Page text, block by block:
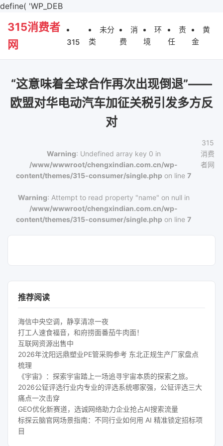
define( 'WP_DEB
315消费者
网
315
未分
类
消
费
环
境
责
任
黄
金
“这意味着全球合作再次出现倒退”——
欧盟对华电动汽车加征关税引发多方反
对
Warning: Undefined array key 0 in
/www/wwwroot/chengxindian.com.cn/wp-
content/themes/315-consumer/single.php on line7
Warning: Attempt to read property "name" on null in
/www/wwwroot/chengxindian.com.cn/wp-
content/themes/315-consumer/single.php on line7
315
消费
者网
推荐阅读
海信中央空调，静享清凉一夜
打工人速食福音，和府捞面番茄牛肉面！
互联网资源出售中
2026年沈阳远鼎塑业PE管采购参考 东北正规生产厂家盘点
梳理
《宇宙》：探索宇宙踏上一场追寻宇宙本质的探索之旅。
2026公钲评选行业内专业的评选系统哪家强，公钲评选三大
痛点一次击穿
GEO优化新赛道，选诚网络助力企业抢占AI搜索流量
标探云脑官网场景指南：不同行业如何用 AI 精准锁定招标项
目